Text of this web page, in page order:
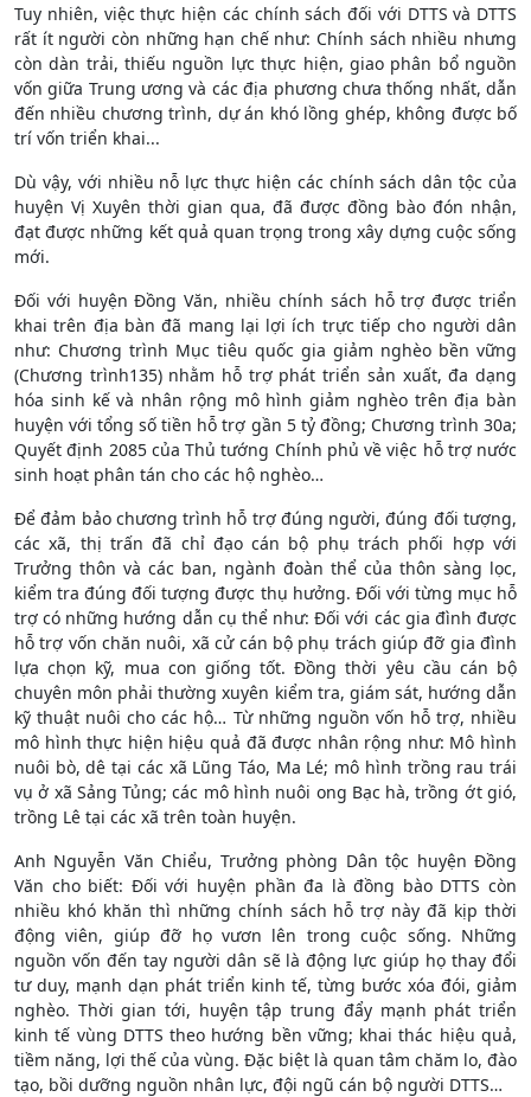
Tuy nhiên, việc thực hiện các chính sách đối với DTTS và DTTS
rất ít người còn những hạn chế như: Chính sách nhiều nhưng
còn dàn trải, thiếu nguồn lực thực hiện, giao phân bổ nguồn
vốn giữa Trung ương và các địa phương chưa thống nhất, dẫn
đến nhiều chương trình, dự án khó lồng ghép, không được bố
trí vốn triển khai...
Dù vậy, với nhiều nỗ lực thực hiện các chính sách dân tộc của
huyện Vị Xuyên thời gian qua, đã được đồng bào đón nhận,
đạt được những kết quả quan trọng trong xây dựng cuộc sống
mới.
Đối với huyện Đồng Văn, nhiều chính sách hỗ trợ được triển
khai trên địa bàn đã mang lại lợi ích trực tiếp cho người dân
như: Chương trình Mục tiêu quốc gia giảm nghèo bền vững
(Chương trình135) nhằm hỗ trợ phát triển sản xuất, đa dạng
hóa sinh kế và nhân rộng mô hình giảm nghèo trên địa bàn
huyện với tổng số tiền hỗ trợ gần 5 tỷ đồng; Chương trình 30a;
Quyết định 2085 của Thủ tướng Chính phủ về việc hỗ trợ nước
sinh hoạt phân tán cho các hộ nghèo…
Để đảm bảo chương trình hỗ trợ đúng người, đúng đối tượng,
các xã, thị trấn đã chỉ đạo cán bộ phụ trách phối hợp với
Trưởng thôn và các ban, ngành đoàn thể của thôn sàng lọc,
kiểm tra đúng đối tượng được thụ hưởng. Đối với từng mục hỗ
trợ có những hướng dẫn cụ thể như: Đối với các gia đình được
hỗ trợ vốn chăn nuôi, xã cử cán bộ phụ trách giúp đỡ gia đình
lựa chọn kỹ, mua con giống tốt. Đồng thời yêu cầu cán bộ
chuyên môn phải thường xuyên kiểm tra, giám sát, hướng dẫn
kỹ thuật nuôi cho các hộ… Từ những nguồn vốn hỗ trợ, nhiều
mô hình thực hiện hiệu quả đã được nhân rộng như: Mô hình
nuôi bò, dê tại các xã Lũng Táo, Ma Lé; mô hình trồng rau trái
vụ ở xã Sảng Tủng; các mô hình nuôi ong Bạc hà, trồng ớt gió,
trồng Lê tại các xã trên toàn huyện.
Anh Nguyễn Văn Chiểu, Trưởng phòng Dân tộc huyện Đồng
Văn cho biết: Đối với huyện phần đa là đồng bào DTTS còn
nhiều khó khăn thì những chính sách hỗ trợ này đã kịp thời
động viên, giúp đỡ họ vươn lên trong cuộc sống. Những
nguồn vốn đến tay người dân sẽ là động lực giúp họ thay đổi
tư duy, mạnh dạn phát triển kinh tế, từng bước xóa đói, giảm
nghèo. Thời gian tới, huyện tập trung đẩy mạnh phát triển
kinh tế vùng DTTS theo hướng bền vững; khai thác hiệu quả,
tiềm năng, lợi thế của vùng. Đặc biệt là quan tâm chăm lo, đào
tạo, bồi dưỡng nguồn nhân lực, đội ngũ cán bộ người DTTS…